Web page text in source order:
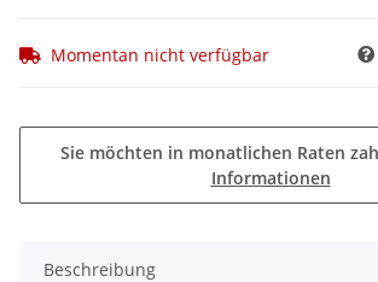
Momentan nicht verfügbar
Sie möchten in monatlichen Raten
Informationen
Beschreibung